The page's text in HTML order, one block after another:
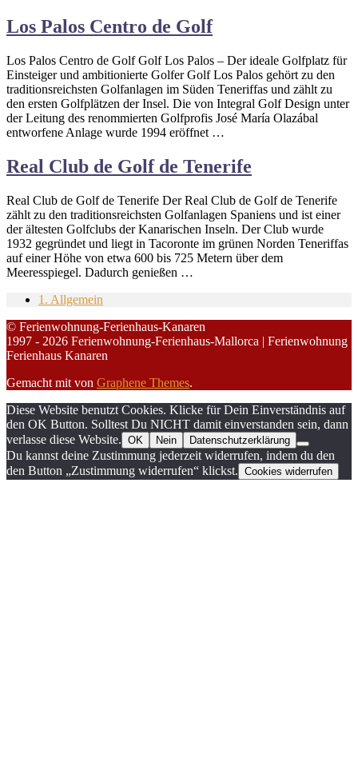
Los Palos Centro de Golf
Los Palos Centro de Golf Golf Los Palos – Der ideale Golfplatz für
Einsteiger und ambitionierte Golfer Golf Los Palos gehört zu den
traditionsreichsten Golfanlagen im Süden Teneriffas und zählt zu
den ersten Golfplätzen der Insel. Die von Integral Golf Design unter
der Leitung des renommierten Golfprofis José María Olazábal
entworfene Anlage wurde 1994 eröffnet …
Real Club de Golf de Tenerife
Real Club de Golf de Tenerife Der Real Club de Golf de Tenerife
zählt zu den traditionsreichsten Golfanlagen Spaniens und ist einer
der ältesten Golfclubs der Kanarischen Inseln. Der Club wurde
1932 gegründet und liegt in Tacoronte im grünen Norden Teneriffas
auf einer Höhe von etwa 600 bis 725 Metern über dem
Meeresspiegel. Dadurch genießen …
1. Allgemein
© Ferienwohnung-Ferienhaus-Kanaren
1997 - 2026 Ferienwohnung-Ferienhaus-Mallorca | Ferienwohnung
Ferienhaus Kanaren
Gemacht mit von Graphene Themes.
Diese Website benutzt Cookies. Klicke für Dein Einverständnis auf
den OK Button. Solltest Du NICHT damit einverstanden sein, dann
verlasse diese Website. OK Nein Datenschutzerklärung
Du kannst deine Zustimmung jederzeit widerrufen, indem du den
den Button „Zustimmung widerrufen“ klickst. Cookies widerrufen